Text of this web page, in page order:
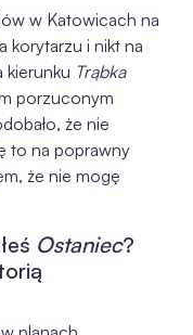
w Katowicach na
korytarzu i nikt na
kierunku Trąbka
porzuconym
że nie
to na poprawny
że nie mogę
Ostaniec?